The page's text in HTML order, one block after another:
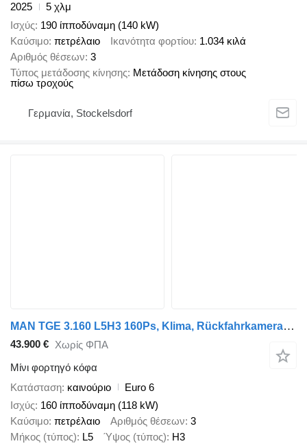
2025
5 χλμ
Ισχύς 190 ίπποδύναμη (140 kW)
Καύσιμο πετρέλαιο Ικανότητα φορτίου 1.034 κιλά
Αριθμός θέσεων 3
Τύπος μετάδοσης κίνησης Μετάδοση κίνησης στους
πίσω τροχούς
Γερμανία, Stockelsdorf
MAN TGE 3.160 L5H3 160Ps, Klima, Rückfahrkamera, Automatik
43.900 € Χωρίς ΦΠΑ
Μίνι φορτηγό κόφα
Κατάσταση καινούριο
Euro 6
Ισχύς 160 ίπποδύναμη (118 kW)
Καύσιμο πετρέλαιο Αριθμός θέσεων 3
Μήκος (τύπος) L5 Ύψος (τύπος) H3